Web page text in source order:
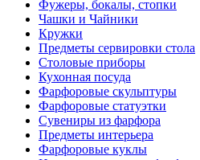
Фужеры, бокалы, стопки
Чашки и Чайники
Кружки
Предметы сервировки стола
Столовые приборы
Кухонная посуда
Фарфоровые скульптуры
Фарфоровые статуэтки
Сувениры из фарфора
Предметы интерьера
Фарфоровые куклы